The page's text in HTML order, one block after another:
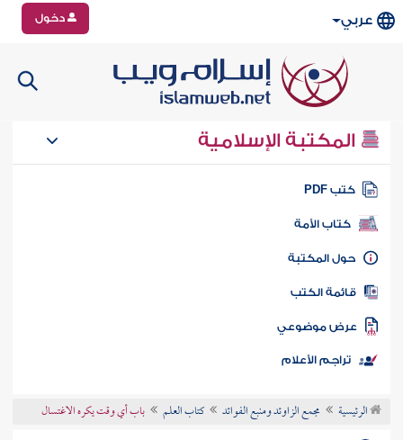
عربي دخول
المكتبة الإسلامية
كتب PDF
كتاب الأمة
المكتبة
الكتب
موضوعي
تراجم الأعلام
الرئيسية مجمع الزاوئد ومنبع الفوائد كتاب العلم باب أي وقت يكره الاغتسال